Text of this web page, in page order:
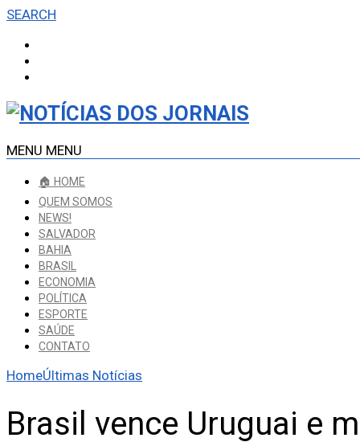
SEARCH
MENU MENU
🏠 HOME
QUEM SOMOS
NEWS!
SALVADOR
BAHIA
BRASIL
ECONOMIA
POLÍTICA
ESPORTE
SAÚDE
CONTATO
HomeÚltimas Notícias
Brasil vence Uruguai e